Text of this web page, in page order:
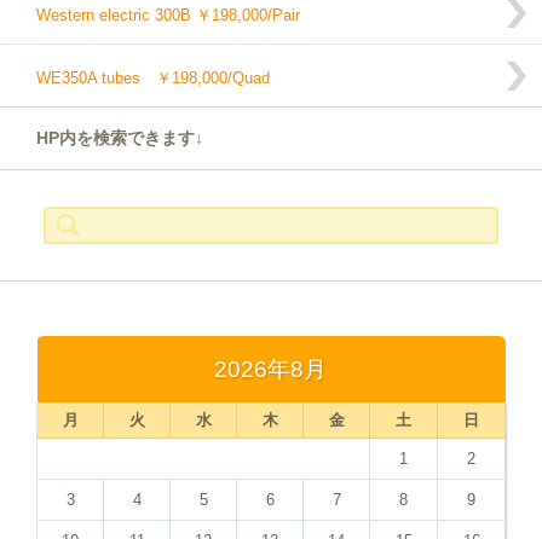
Western electric 300B ￥198,000/Pair
WE350A tubes ￥198,000/Quad
HP内を検索できます↓
索:
2026年8月
月 火 水 木 金 土 日
1 2
3 4 5 6 7 8 9